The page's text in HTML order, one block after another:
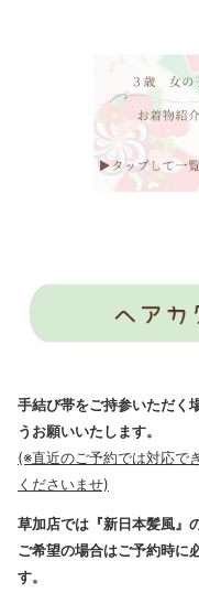
手結び帯をご持参いただく
うお願いいたします。
(※直近のご予約では対応で
くださいませ)
草加店では『新日本髪風』
ご希望の場合はご予約時に
す。